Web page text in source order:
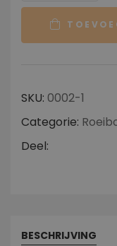
SKU: 0002-1
Categorie:
Deel:
BESCHRIJVING